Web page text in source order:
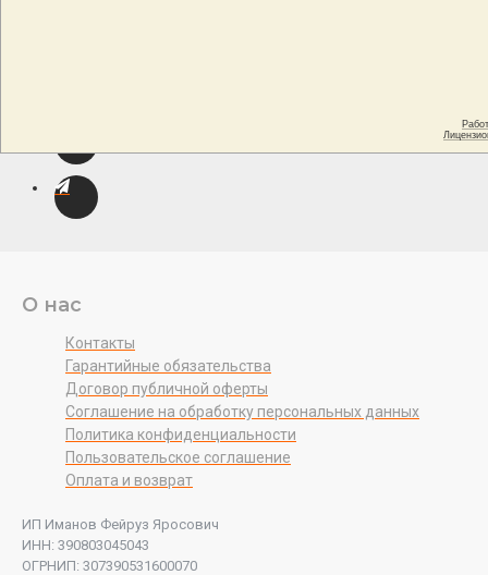
О нас
Контакты
Гарантийные обязательства
Договор публичной оферты
Соглашение на обработку персональных данных
Политика конфиденциальности
Пользовательское соглашение
Оплата и возврат
ИП Иманов Фейруз Яросович
ИНН: 390803045043
ОГРНИП: 307390531600070